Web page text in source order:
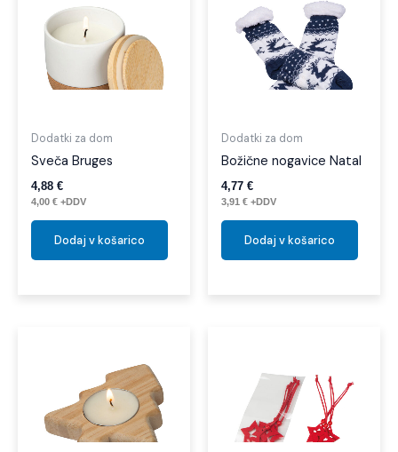
Dodatki za dom
Sveča Bruges
4,88 €
4,00 € +DDV
Dodaj v košarico
Dodatki za dom
Božične nogavice Natal
4,77 €
3,91 € +DDV
Dodaj v košarico